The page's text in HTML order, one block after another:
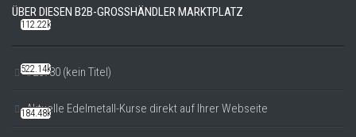
ÜBER DIESEN B2B-GROSSHÄNDLER MARKTPLATZ
#20780 (kein Titel)
Aktuelle Edelmetall-Kurse direkt auf Ihrer Webseite
112.22k
522.14k
184.48k